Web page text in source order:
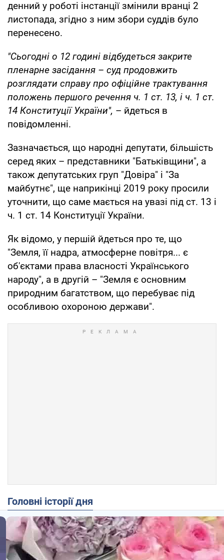
денний у роботі інстанції змінили вранці 2
листопада, згідно з ним збори суддів було
перенесено.
"Сьогодні о 12 годині відбудеться закрите
пленарне засідання – суд продовжить
розглядати справу про офіційне трактування
положень першого речення ч. 1 ст. 13, і ч. 1 ст.
14 Конституції України", – йдеться в
повідомленні.
Зазначається, що народні депутати, більшість
серед яких – представники "Батьківщини", а
також депутатських груп "Довіра" і "За
майбутнє", ще наприкінці 2019 року просили
уточнити, що саме мається на увазі під ст. 13 і
ч. 1 ст. 14 Конституції України.
Як відомо, у першій йдеться про те, що
"Земля, її надра, атмосферне повітря... є
об'єктами права власності Українського
народу", а в другій – "Земля є основним
природним багатством, що перебуває під
особливою охороною держави".
Головні історії дня